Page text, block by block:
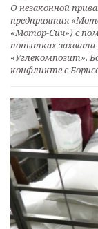
О незаконной
предприятия
«Мотор-Сич») с
попытках захвата
«Углекомпозит».
конфликте с